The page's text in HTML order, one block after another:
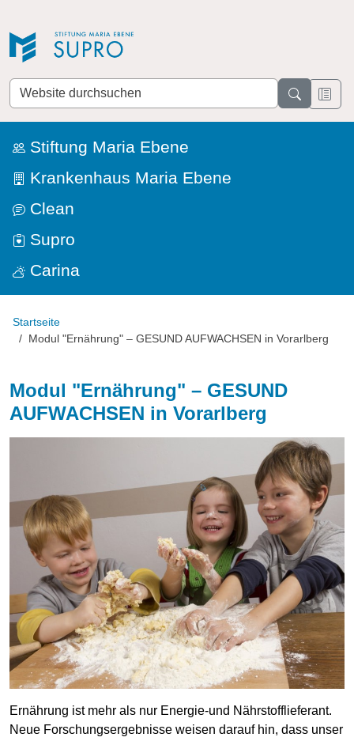
Website
durchsuchen
Stiftung Maria Ebene
Krankenhaus Maria Ebene
Clean
Supro
Carina
Startseite
Modul "Ernährung" – GESUND AUFWACHSEN in Vorarlberg
Modul "Ernährung" – GESUND
AUFWACHSEN in Vorarlberg
Ernährung ist mehr als nur Energie-und Nährstofflieferant.
Neue Forschungsergebnisse weisen darauf hin, dass unser